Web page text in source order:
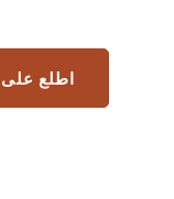
اطلع على